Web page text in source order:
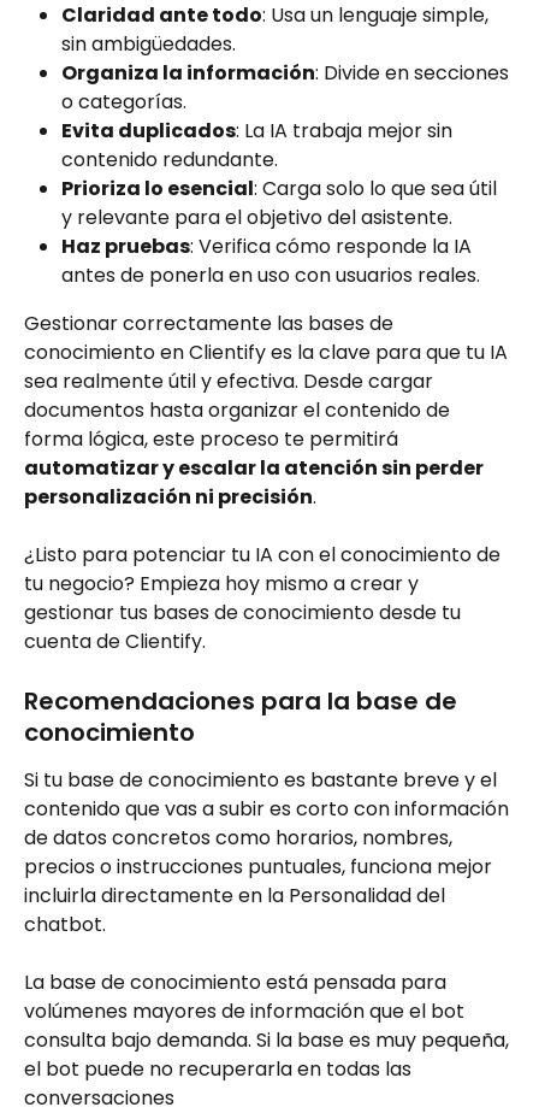
Claridad ante todo: Usa un lenguaje simple,
sin ambigüedades.
Organiza la información: Divide en secciones
o categorías.
Evita duplicados: La IA trabaja mejor sin
contenido redundante.
Prioriza lo esencial: Carga solo lo que sea útil
y relevante para el objetivo del asistente.
Haz pruebas: Verifica cómo responde la IA
antes de ponerla en uso con usuarios reales.​
Gestionar correctamente las bases de
conocimiento en Clientify es la clave para que tu IA
sea realmente útil y efectiva. Desde cargar
documentos hasta organizar el contenido de
forma lógica, este proceso te permitirá
automatizar y escalar la atención sin perder
personalización ni precisión.
¿Listo para potenciar tu IA con el conocimiento de
tu negocio? Empieza hoy mismo a crear y
gestionar tus bases de conocimiento desde tu
cuenta de Clientify.
Recomendaciones para la base de
conocimiento
Si tu base de conocimiento es bastante breve y el
contenido que vas a subir es corto con información
de datos concretos como horarios, nombres,
precios o instrucciones puntuales, funciona mejor
incluirla directamente en la Personalidad del
chatbot.
La base de conocimiento está pensada para
volúmenes mayores de información que el bot
consulta bajo demanda. Si la base es muy pequeña,
el bot puede no recuperarla en todas las
conversaciones